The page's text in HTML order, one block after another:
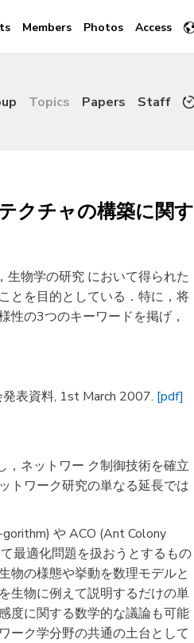
Members Photos Access
Topics Papers Staff
クチャの構築に関す
物学の研究 において得られた
とを目的としている．特に，将
性の3つのキーワードを掲げ，
表資料, 1st March 2007. [pdf]
，ネットワー ク制御技術を確立
トワーク研究の単なる延長では
や ACO (Ant Colony
最適化問題を扱おうとするもの
物の様態や挙動を数理モデルと
生物に例えて説明するだけの単
度に関する数学的な議論も可能
ーク学分野の共通の土台として